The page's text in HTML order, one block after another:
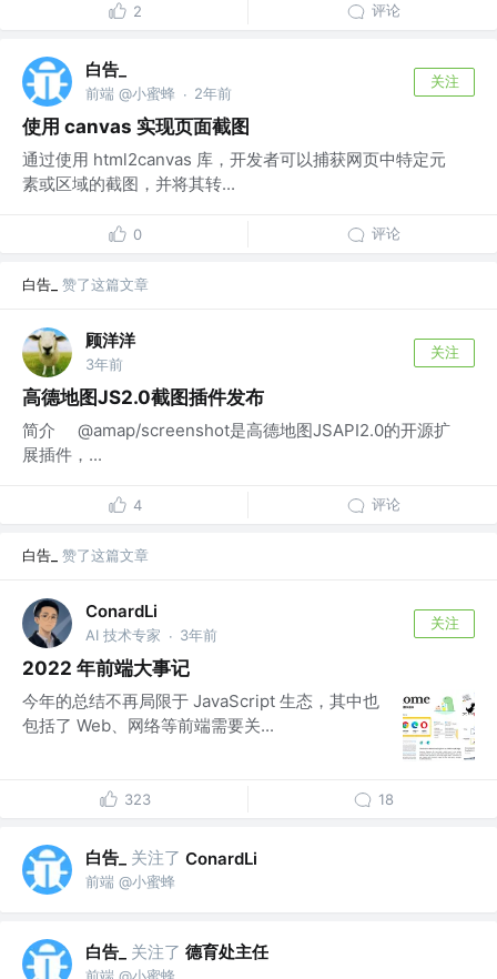
2 评论
白告_
前端 @小蜜蜂 · 2年前
关注
使用 canvas 实现页面截图
通过使用 html2canvas 库，开发者可以捕获网页中特定元
素或区域的截图，并将其转...
0 评论
白告_ 赞了这篇文章
顾洋洋
3年前
关注
高德地图JS2.0截图插件发布
简介 @amap/screenshot是高德地图JSAPI2.0的开源扩
展插件，...
4 评论
白告_ 赞了这篇文章
ConardLi
AI 技术专家 · 3年前
关注
2022 年前端大事记
今年的总结不再局限于 JavaScript 生态，其中也
包括了 Web、网络等前端需要关...
323 18
白告_ 关注了 ConardLi
前端 @小蜜蜂
白告_ 关注了 德育处主任
前端 @小蜜蜂